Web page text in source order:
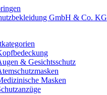
& Gesichtsschutz
Masken